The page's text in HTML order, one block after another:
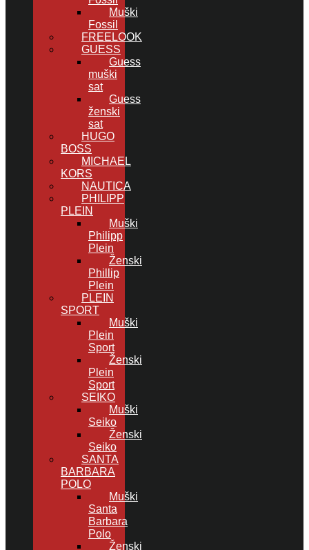
Muški
Fossil
FREELOOK
GUESS
Guess
muški
sat
Guess
ženski
sat
HUGO
BOSS
MICHAEL
KORS
NAUTICA
PHILIPP
PLEIN
Muški
Philipp
Plein
Ženski
Phillip
Plein
PLEIN
SPORT
Muški
Plein
Sport
Ženski
Plein
Sport
SEIKO
Muški
Seiko
Ženski
Seiko
SANTA
BARBARA
POLO
Muški
Santa
Barbara
Polo
Ženski